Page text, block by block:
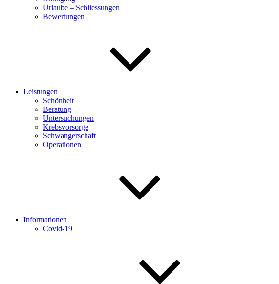
Urlaube – Schliessungen
Bewertungen
Leistungen
Schönheit
Beratung
Untersuchungen
Krebsvorsorge
Schwangerschaft
Operationen
Informationen
Covid-19